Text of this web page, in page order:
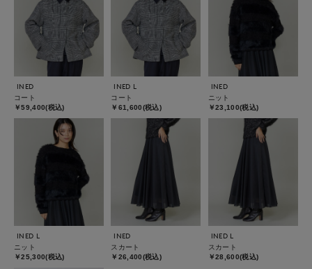
INED
コート
￥59,400(税込)
INED L
コート
￥61,600(税込)
INED
ニット
￥23,100(税込)
INED L
ニット
￥25,300(税込)
INED
スカート
￥26,400(税込)
INED L
スカート
￥28,600(税込)